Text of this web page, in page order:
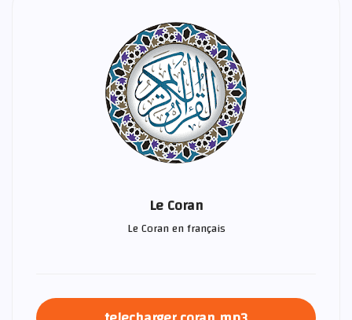
Le Coran
Le Coran en français